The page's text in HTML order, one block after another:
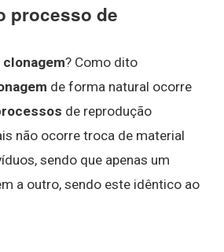
processo de
clonagem? Como dito
de forma natural ocorre
de reprodução
não ocorre troca de material
sendo que apenas um
a outro, sendo este idêntico ao